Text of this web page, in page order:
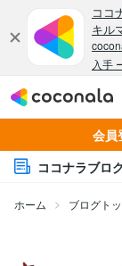
会員
ココナラブロ
ホーム ブログト